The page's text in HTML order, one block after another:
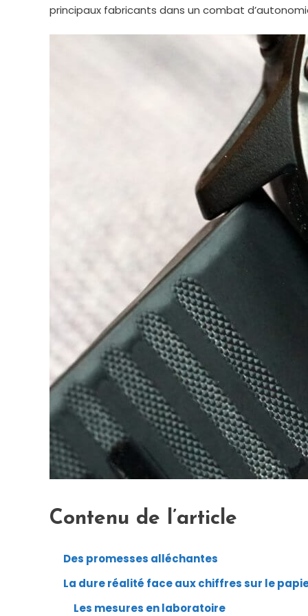
principaux fabricants dans un combat
Contenu de l’article
Des promesses alléchantes
La dure réalité face aux chiffres sur le
Les mesures en laboratoire